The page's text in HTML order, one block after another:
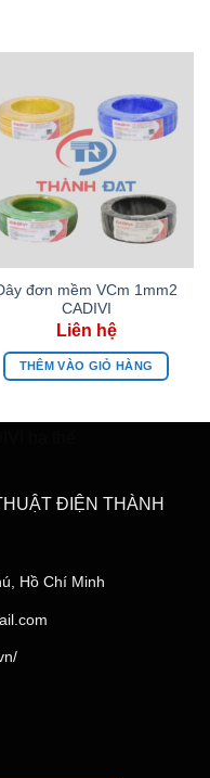
đơn mềm VCm 1mm2
CADIVI
THÊM VÀO GIỎ HÀNG
ĐIỆN THÀNH
Hồ Chí Minh